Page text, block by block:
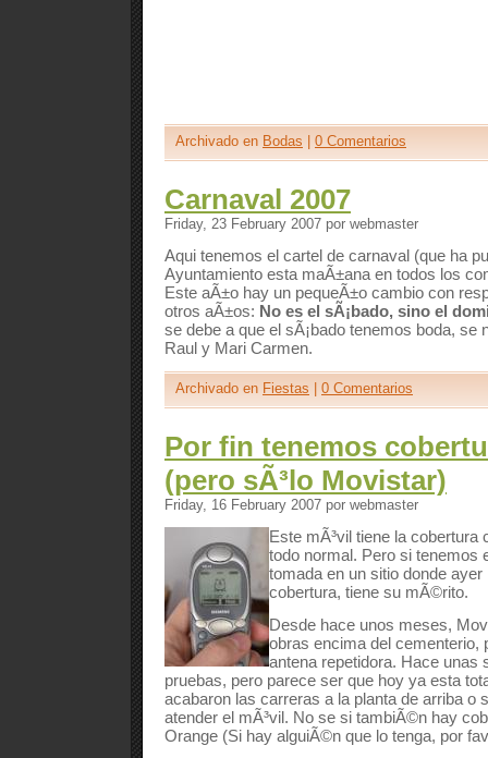
Archivado en Bodas 0 Comentarios
Carnaval 2007
Friday, 23 February 2007 por webmaster
Aqui tenemos el cartel de carnaval (que ha
Ayuntamiento esta maÃ±ana en todos los
Este aÃ±o hay un pequeÃ±o cambio con
otros aÃ±os: No es el sÃ¡bado, sino el
se debe a que el sÃ¡bado tenemos boda, se
Raul y Mari Carmen.
Archivado en Fiestas 0 Comentarios
Por fin tenemos
(pero sÃ³lo Movistar)
Friday, 16 February 2007 por webmaster
Este mÃ³vil tiene la cobertura
todo normal. Pero si tenemos
tomada en un sitio donde
cobertura, tiene su mÃ©rito.
Desde hace unos meses,
obras encima del cementerio,
antena repetidora. Hace unas
pruebas, pero parece ser que hoy ya esta
acabaron las carreras a la planta de arriba o
atender el mÃ³vil. No se si tambiÃ©n hay
Orange (Si hay alguiÃ©n que lo tenga, por